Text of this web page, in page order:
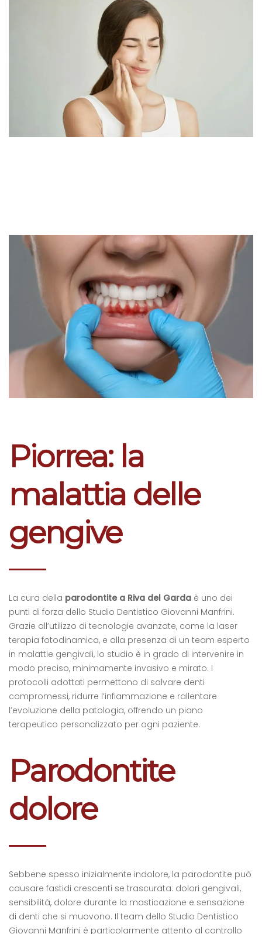
Piorrea: la
malattia delle
gengive
La cura della parodontite a Riva del Garda è uno dei
punti di forza dello Studio Dentistico Giovanni Manfrini.
Grazie all’utilizzo di tecnologie avanzate, come la laser
terapia fotodinamica, e alla presenza di un team esperto
in malattie gengivali, lo studio è in grado di intervenire in
modo preciso, minimamente invasivo e mirato. I
protocolli adottati permettono di salvare denti
compromessi, ridurre l’infiammazione e rallentare
l’evoluzione della patologia, offrendo un piano
terapeutico personalizzato per ogni paziente.
Parodontite
dolore
Sebbene spesso inizialmente indolore, la parodontite può
causare fastidi crescenti se trascurata: dolori gengivali,
sensibilità, dolore durante la masticazione e sensazione
di denti che si muovono. Il team dello Studio Dentistico
Giovanni Manfrini è particolarmente attento al controllo